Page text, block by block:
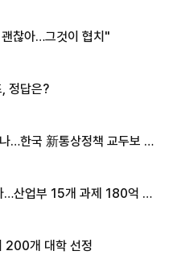
찮아…그것이 협치"
정답은?
…한국 新통상정책 교두보 활
…산업부 15개 과제 180억 지
200개 대학 선정